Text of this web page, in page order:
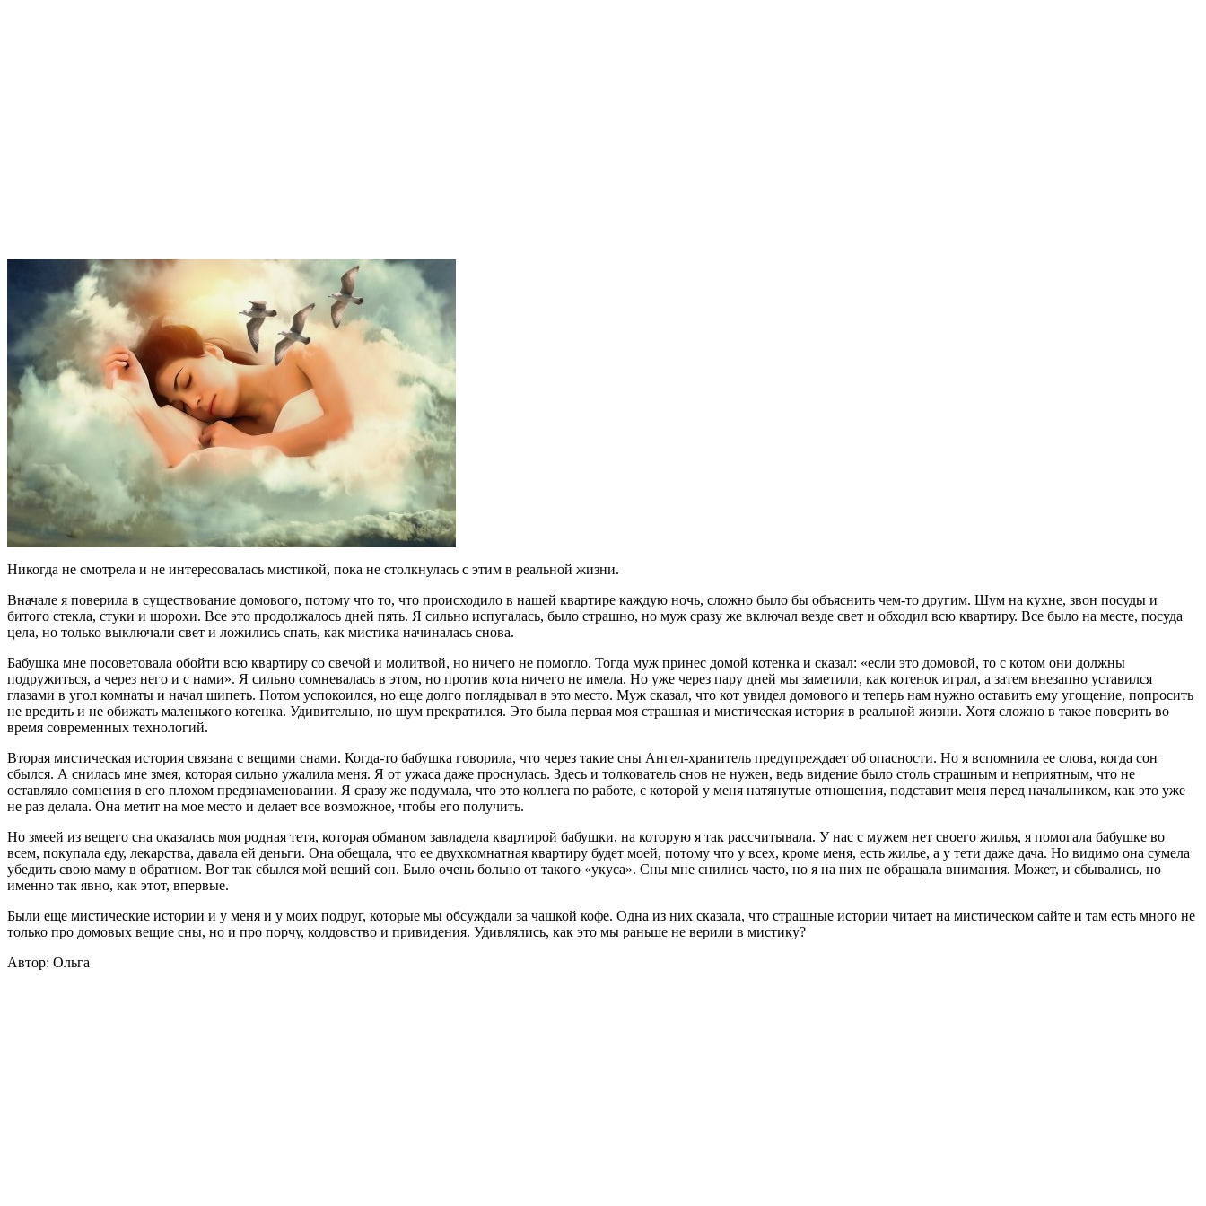
Никогда не смотрела и не интересовалась мистикой, пока не столкнулась с этим в реальной жизни.
Вначале я поверила в существование домового, потому что то, что происходило в нашей квартире каждую ночь, сложно было бы объяснить чем-то другим. Шум на кухне, звон посуды и
битого стекла, стуки и шорохи. Все это продолжалось дней пять. Я сильно испугалась, было страшно, но муж сразу же включал везде свет и обходил всю квартиру. Все было на месте, посуда
цела, но только выключали свет и ложились спать, как мистика начиналась снова.
Бабушка мне посоветовала обойти всю квартиру со свечой и молитвой, но ничего не помогло. Тогда муж принес домой котенка и сказал: «если это домовой, то с котом они должны
подружиться, а через него и с нами». Я сильно сомневалась в этом, но против кота ничего не имела. Но уже через пару дней мы заметили, как котенок играл, а затем внезапно уставился
глазами в угол комнаты и начал шипеть. Потом успокоился, но еще долго поглядывал в это место. Муж сказал, что кот увидел домового и теперь нам нужно оставить ему угощение, попросить
не вредить и не обижать маленького котенка. Удивительно, но шум прекратился. Это была первая моя страшная и мистическая история в реальной жизни. Хотя сложно в такое поверить во
время современных технологий.
Вторая мистическая история связана с вещими снами. Когда-то бабушка говорила, что через такие сны Ангел-хранитель предупреждает об опасности. Но я вспомнила ее слова, когда сон
сбылся. А снилась мне змея, которая сильно ужалила меня. Я от ужаса даже проснулась. Здесь и толкователь снов не нужен, ведь видение было столь страшным и неприятным, что не
оставляло сомнения в его плохом предзнаменовании. Я сразу же подумала, что это коллега по работе, с которой у меня натянутые отношения, подставит меня перед начальником, как это уже
не раз делала. Она метит на мое место и делает все возможное, чтобы его получить.
Но змеей из вещего сна оказалась моя родная тетя, которая обманом завладела квартирой бабушки, на которую я так рассчитывала. У нас с мужем нет своего жилья, я помогала бабушке во
всем, покупала еду, лекарства, давала ей деньги. Она обещала, что ее двухкомнатная квартиру будет моей, потому что у всех, кроме меня, есть жилье, а у тети даже дача. Но видимо она сумела
убедить свою маму в обратном. Вот так сбылся мой вещий сон. Было очень больно от такого «укуса». Сны мне снились часто, но я на них не обращала внимания. Может, и сбывались, но
именно так явно, как этот, впервые.
Были еще мистические истории и у меня и у моих подруг, которые мы обсуждали за чашкой кофе. Одна из них сказала, что страшные истории читает на мистическом сайте и там есть много не
только про домовых вещие сны, но и про порчу, колдовство и привидения. Удивлялись, как это мы раньше не верили в мистику?
Автор: Ольга